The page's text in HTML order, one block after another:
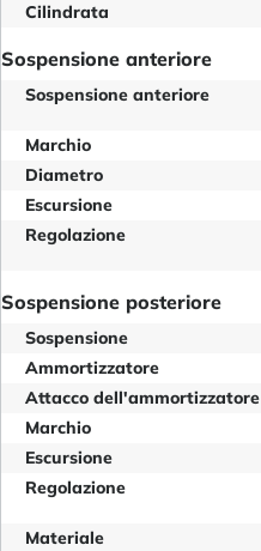
Cilindrata
Sospensione anteriore
Sospensione anteriore
Marchio
Diametro
Escursione
Regolazione
Sospensione posteriore
Sospensione
Ammortizzatore
Attacco dell'ammortizzatore
Marchio
Escursione
Regolazione
Materiale